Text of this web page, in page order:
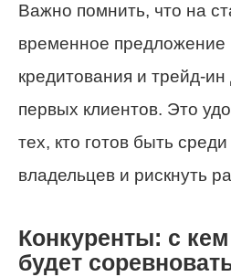
Важно помнить, что на
временное
кредитования и
первых клиентов. Это
тех, кто готов быть
владельцев и рискнуть
Конкуренты: с
будет